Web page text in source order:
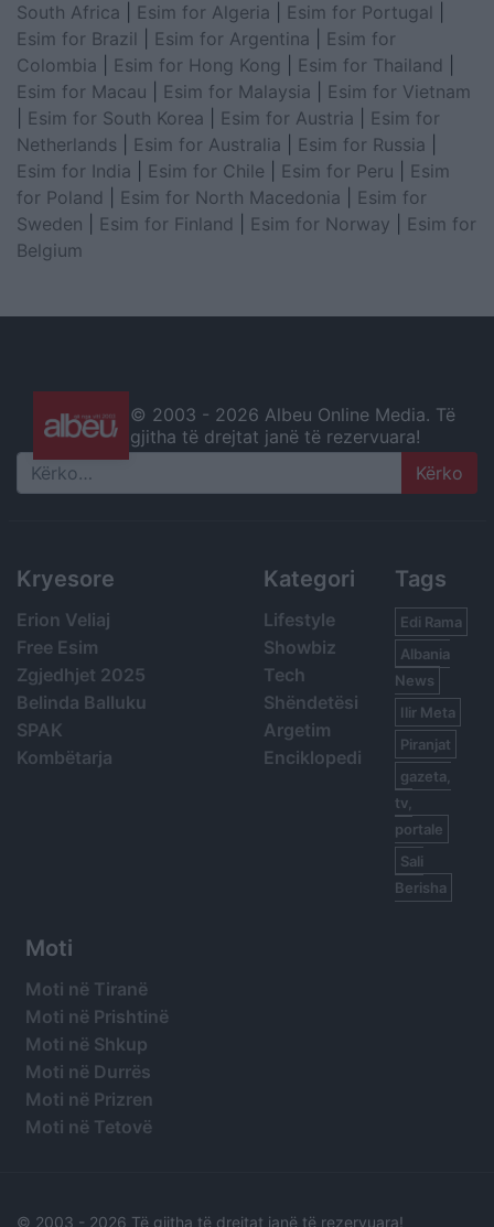
South Africa
Esim for Algeria Esim for Portugal
Esim for Brazil
Esim for Argentina
Esim for
Colombia
Esim for Hong Kong Esim for Thailand
Esim for Macau
Esim for Malaysia
Esim for Vietnam
Esim for South Korea Esim for Austria
Esim for
Netherlands
Esim for Australia Esim for Russia
Esim for India
Esim for Chile Esim for Peru
Esim
for Poland
Esim for North Macedonia
Esim for
Sweden
Esim for Finland Esim for Norway
Esim for
Belgium
© 2003 - 2026 Albeu Online Media. Të
gjitha të drejtat janë të rezervuara!
Search
Kryesore
Erion Veliaj
Free Esim
Zgjedhjet 2025
Belinda Balluku
SPAK
Kombëtarja
Kategori
Lifestyle
Showbiz
Tech
Shëndetësi
Argetim
Enciklopedi
Tags
Edi Rama
Albania
News
Ilir Meta
Piranjat
gazeta,
tv,
portale
Sali
Berisha
Moti
Moti në Tiranë
Moti në Prishtinë
Moti në Shkup
Moti në Durrës
Moti në Prizren
Moti në Tetovë
© 2003 - 2026 Të gjitha të drejtat janë të rezervuara!